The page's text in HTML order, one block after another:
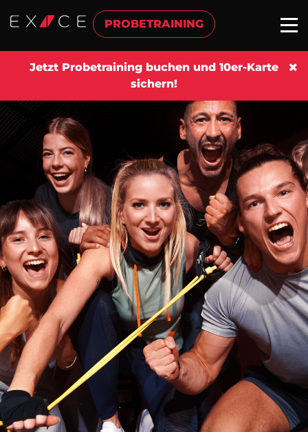
PROBETRAINING
Jetzt Probetraining buchen und 10er-Karte
sichern!